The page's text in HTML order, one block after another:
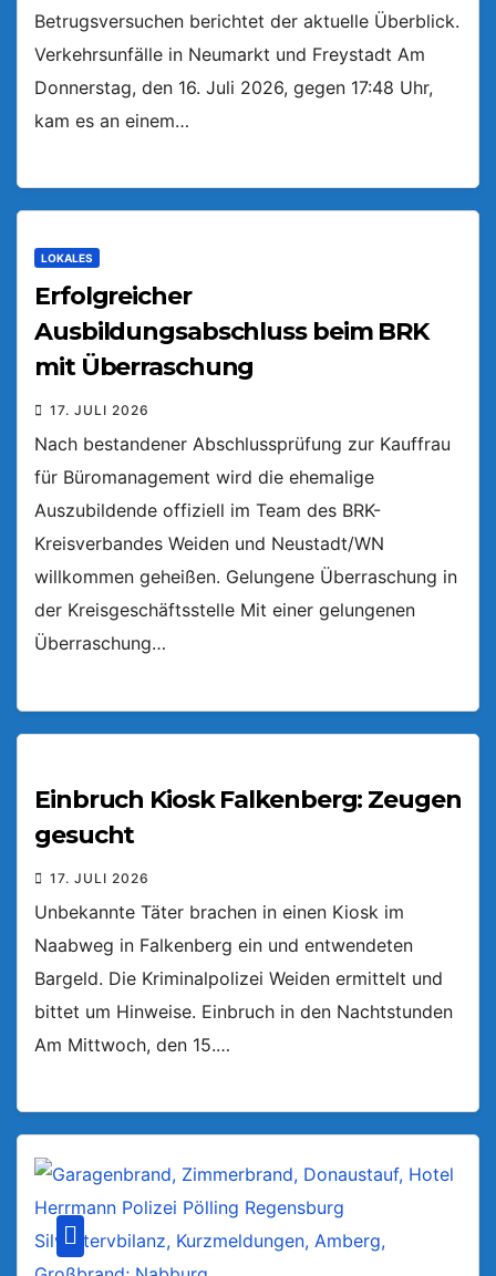
Betrugsversuchen berichtet der aktuelle Überblick.
Verkehrsunfälle in Neumarkt und Freystadt Am
Donnerstag, den 16. Juli 2026, gegen 17:48 Uhr,
kam es an einem…
LOKALES
Erfolgreicher
Ausbildungsabschluss beim BRK
mit Überraschung
17. JULI 2026
Nach bestandener Abschlussprüfung zur Kauffrau
für Büromanagement wird die ehemalige
Auszubildende offiziell im Team des BRK-
Kreisverbandes Weiden und Neustadt/WN
willkommen geheißen. Gelungene Überraschung in
der Kreisgeschäftsstelle Mit einer gelungenen
Überraschung…
Einbruch Kiosk Falkenberg: Zeugen
gesucht
17. JULI 2026
Unbekannte Täter brachen in einen Kiosk im
Naabweg in Falkenberg ein und entwendeten
Bargeld. Die Kriminalpolizei Weiden ermittelt und
bittet um Hinweise. Einbruch in den Nachtstunden
Am Mittwoch, den 15.…